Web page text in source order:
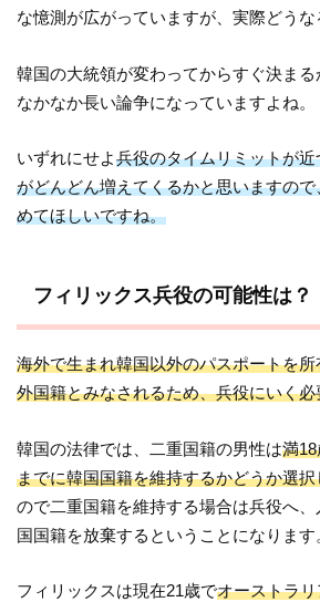
な憶測が広がっていますが、実際どうな
韓国の大統領が変わってからすぐ決まる
なかなか長い論争になっていますよね。
いずれにせよ兵役のタイムリミットが
がどんどん増えてくるかと思いますの
めてほしいですね。
フィリックス兵役の可能性は？
海外で生まれ韓国以外のパスポートを
外国籍とみなされるため、兵役にいく
韓国の法律では、二重国籍の男性は満
までに韓国国籍を維持するかどうか選
ので二重国籍を維持する場合は兵役へ
国国籍を放棄するということになります
フィリックスは現在21歳でオーストラ